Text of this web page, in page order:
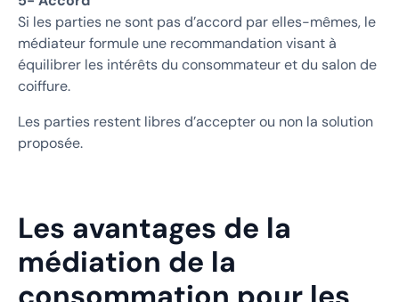
Si les parties ne sont pas d’accord par elles-mêmes, le
médiateur formule une recommandation visant à
équilibrer les intérêts du consommateur et du salon de
coiffure.
Les parties restent libres d’accepter ou non la solution
proposée.
Les avantages de la
médiation de la